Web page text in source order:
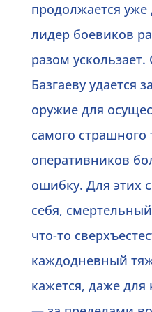
продолжается
лидер боевиков
разом
Базгаеву удается
оружие для
самого страшного
оперативников
ошибку. Для этих
себя,
что-то
каждодневный
кажется, даже для